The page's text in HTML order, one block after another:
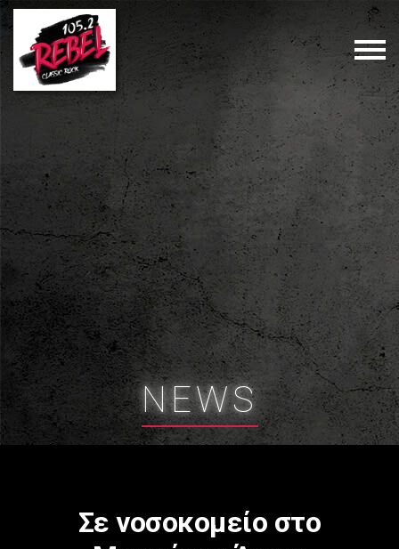
NEWS
Σε νοσοκομείο στο